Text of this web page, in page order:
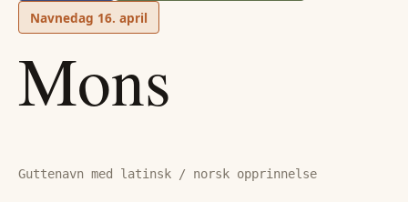
Navnedag 16. april
Mons
Guttenavn med latinsk / norsk opprinnelse